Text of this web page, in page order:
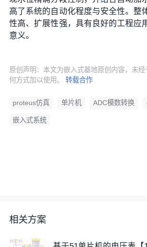
高了系统的自动化程度与安全性。整
性高、扩展性强，具有良好的工程应
意义。
原创声明：本文为嵌入式基地原创内容，未
何方式加以使用。转载合作
proteus仿真 单片机 ADC模数转换
嵌入式系统
相关方案